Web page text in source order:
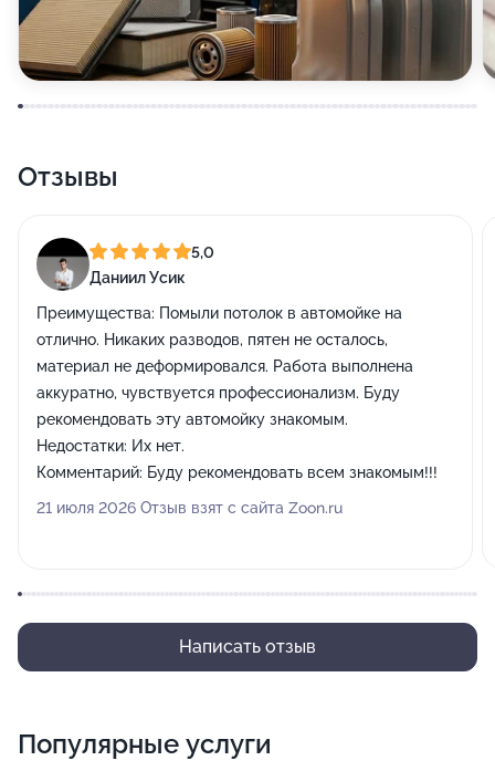
Отзывы
5,0
Даниил Усик
Преимущества: Помыли потолок в автомойке на
отлично. Никаких разводов, пятен не осталось,
материал не деформировался. Работа выполнена
аккуратно, чувствуется профессионализм. Буду
рекомендовать эту автомойку знакомым.
Недостатки: Их нет.
Комментарий: Буду рекомендовать всем знакомым!!!
21 июля 2026 Отзыв взят с сайта Zoon.ru
Написать отзыв
Популярные услуги